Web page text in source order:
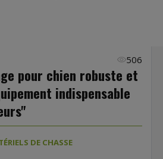
506
pour chien robuste et
indispensable
DE CHASSE